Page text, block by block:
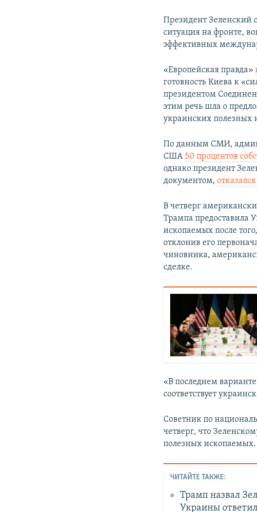
Президент Зеленский
ситуация на фронте,
эффективных
«Европейская правда»
готовность Киева к
президентом
этим речь шла о
украинских полезных
По данным СМИ,
США 50 процентов
однако президент
документом,
В четверг
Трампа предоставила
ископаемых после
отклонив его
чиновника,
сделке.
«В последнем
соответствует
Советник по
четверг, что
полезных ископаемых.
ЧИТАЙТЕ ТАКЖЕ:
Трамп назвал
Украины